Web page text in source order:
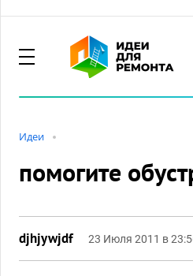
Идеи
помогите
djhjywjdf 23 Июля 2011 в